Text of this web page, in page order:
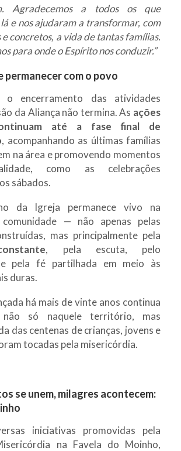
Agradecemos a todos os que
e nos ajudaram a transformar, com
e concretos, a vida de tantas famílias.
para onde o Espírito nos conduzir.”
permanecer com o povo
o encerramento das atividades
da Aliança não termina. As ações
até a fase final de
, acompanhando as últimas famílias
na área e promovendo momentos
como as celebrações
sábados.
da Igreja permanece vivo na
— não apenas pelas
mas principalmente pela
, pela escuta, pelo
e pela fé partilhada em meio às
duras.
há mais de vinte anos continua
não só naquele território, mas
das centenas de crianças, jovens e
tocadas pela misericórdia.
se unem, milagres acontecem:
iniciativas promovidas pela
na Favela do Moinho,